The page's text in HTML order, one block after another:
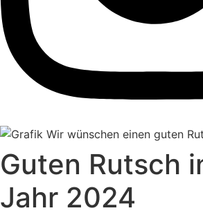
Guten Rutsch
Jahr 2024